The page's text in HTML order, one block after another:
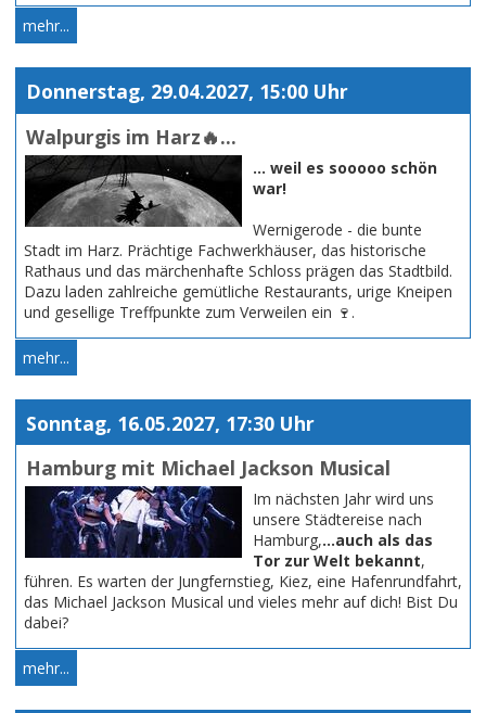
mehr...
Donnerstag, 29.04.2027, 15:00 Uhr
Walpurgis im Harz🔥...
... weil es sooooo schön
war!
Wernigerode - die bunte
Stadt im Harz. Prächtige Fachwerkhäuser, das historische
Rathaus und das märchenhafte Schloss prägen das Stadtbild.
Dazu laden zahlreiche gemütliche Restaurants, urige Kneipen
und gesellige Treffpunkte zum Verweilen ein 🍷.
mehr...
Sonntag, 16.05.2027, 17:30 Uhr
Hamburg mit Michael Jackson Musical
Im nächsten Jahr wird uns
unsere Städtereise nach
Hamburg,...auch als das
Tor zur Welt bekannt,
führen. Es warten der Jungfernstieg, Kiez, eine Hafenrundfahrt,
das Michael Jackson Musical und vieles mehr auf dich! Bist Du
dabei?
mehr...